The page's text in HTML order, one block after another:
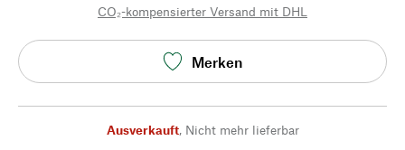
CO₂-kompensierter Versand mit DHL
Merken
Ausverkauft, Nicht mehr lieferbar